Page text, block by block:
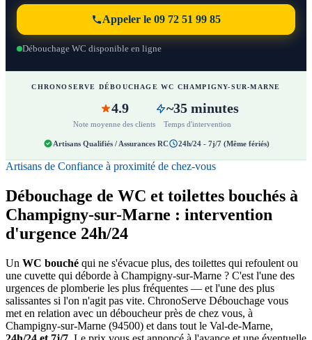
Appeler le 09 72 51 99 85
Débouchage WC disponible en ligne
CHRONOSERVE DÉBOUCHAGE WC CHAMPIGNY-SUR-MARNE
4.9
Note moyenne des clients
~35 minutes
Temps d'intervention
Artisans Qualifiés / Assurances RC 24h/24 - 7j/7 (Même fériés)
Artisans de Confiance à proximité de chez-vous
Débouchage de WC et toilettes bouchés à
Champigny-sur-Marne : intervention
d'urgence 24h/24
Un WC bouché qui ne s'évacue plus, des toilettes qui refoulent ou
une cuvette qui déborde à Champigny-sur-Marne ? C'est l'une des
urgences de plomberie les plus fréquentes — et l'une des plus
salissantes si l'on n'agit pas vite. ChronoServe Débouchage vous
met en relation avec un déboucheur près de chez vous, à
Champigny-sur-Marne (94500) et dans tout le Val-de-Marne,